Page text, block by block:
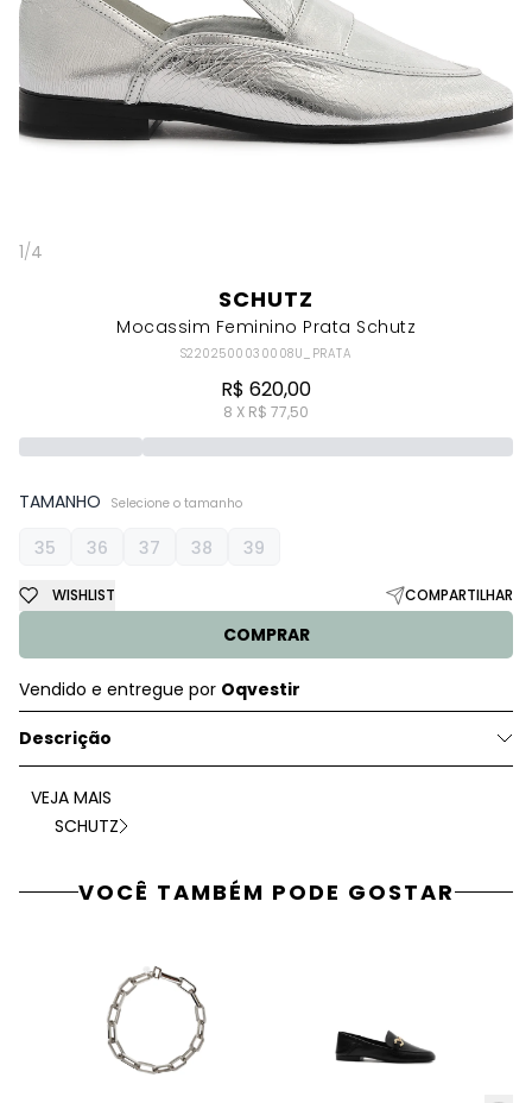
1/4
SCHUTZ
Mocassim Feminino Prata Schutz
S2202500030008U_PRATA
R$ 620,00
8 X R$ 77,50
TAMANHO Selecione o tamanho
35 36 37 38 39
COMPRAR
WISHLIST COMPARTILHAR
Vendido e entregue por Oqvestir
Descrição
VEJA MAIS
SCHUTZ
VOCÊ TAMBÉM PODE GOSTAR